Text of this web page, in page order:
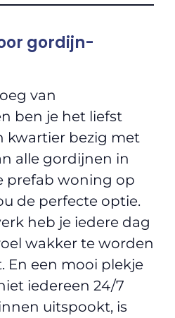
gordijn-
van
ben je het liefst
kwartier bezig met
alle gordijnen in
prefab woning op
de perfecte optie.
heb je iedere dag
wakker te worden
En een mooi plekje
iedereen 24/7
uitspookt, is